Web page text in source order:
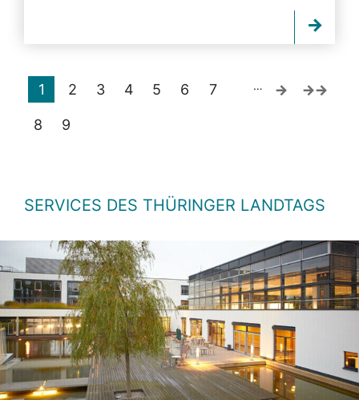
1 2 3 4 5 6 7
8 9
…
SERVICES DES THÜRINGER LANDTAGS